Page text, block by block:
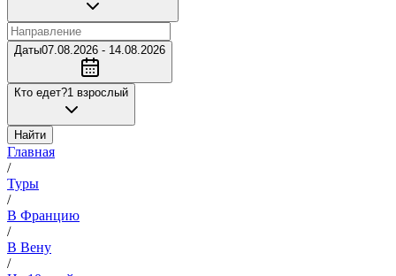
Даты07.08.2026 - 14.08.2026
Кто едет?1 взрослый
Найти
Главная
/
Туры
/
В Францию
/
В Вену
/